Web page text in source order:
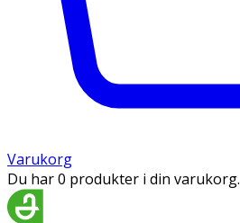
Varukorg
Du har 0 produkter i din varukorg.